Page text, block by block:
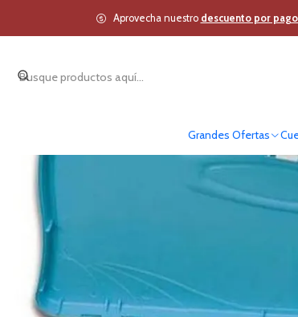
Grandes Ofertas
Aprovecha nuestro descuento por
Inicio